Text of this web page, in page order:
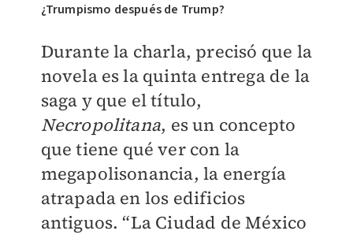
¿Trumpismo después de Trump?
Durante la charla, precisó que la
novela es la quinta entrega de la
saga y que el título,
Necropolitana, es un concepto
que tiene qué ver con la
megapolisonancia, la energía
atrapada en los edificios
antiguos. “La Ciudad de México